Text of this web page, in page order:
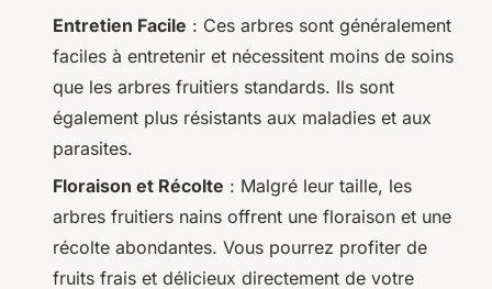
Entretien Facile : Ces arbres sont généralement
faciles à entretenir et nécessitent moins de soins
que les arbres fruitiers standards. Ils sont
également plus résistants aux maladies et aux
parasites.
Floraison et Récolte : Malgré leur taille, les
arbres fruitiers nains offrent une floraison et une
récolte abondantes. Vous pourrez profiter de
fruits frais et délicieux directement de votre